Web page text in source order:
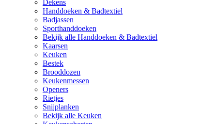
Dekens
Handdoeken & Badtextiel
Badjassen
Sporthanddoeken
Bekijk alle Handdoeken & Badtextiel
Kaarsen
Keuken
Bestek
Brooddozen
Keukenmessen
Openers
Rietjes
Snijplanken
Bekijk alle Keuken